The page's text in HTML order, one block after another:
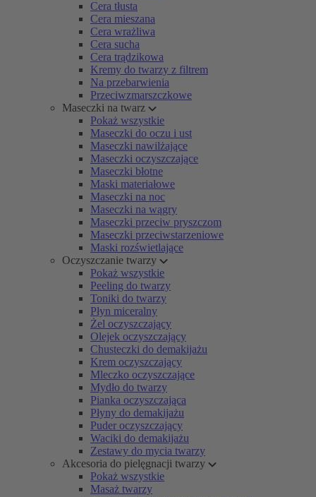
Cera tłusta
Cera mieszana
Cera wrażliwa
Cera sucha
Cera trądzikowa
Kremy do twarzy z filtrem
Na przebarwienia
Przeciwzmarszczkowe
Maseczki na twarz
Pokaż wszystkie
Maseczki do oczu i ust
Maseczki nawilżające
Maseczki oczyszczające
Maseczki błotne
Maski materiałowe
Maseczki na noc
Maseczki na wągry
Maseczki przeciw pryszczom
Maseczki przeciwstarzeniowe
Maski rozświetlające
Oczyszczanie twarzy
Pokaż wszystkie
Peeling do twarzy
Toniki do twarzy
Płyn miceralny
Żel oczyszczający
Olejek oczyszczający
Chusteczki do demakijażu
Krem oczyszczający
Mleczko oczyszczające
Mydło do twarzy
Pianka oczyszczająca
Płyny do demakijażu
Puder oczyszczający
Waciki do demakijażu
Zestawy do mycia twarzy
Akcesoria do pielęgnacji twarzy
Pokaż wszystkie
Masaż twarzy